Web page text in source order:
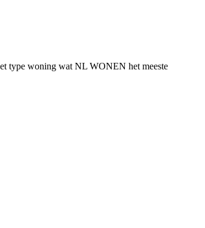
type woning wat NL WONEN het meeste